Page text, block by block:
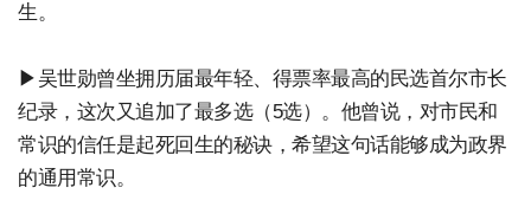
生。
▶吴世勋曾坐拥历届最年轻、得票率最高的民选首尔市长
纪录，这次又追加了最多选（5选）。他曾说，对市民和
常识的信任是起死回生的秘诀，希望这句话能够成为政界
的通用常识。